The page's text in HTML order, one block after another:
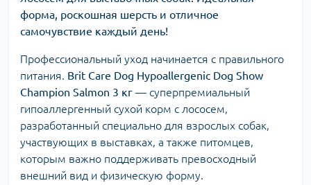
форма, роскошная шерсть и отличное
самочувствие каждый день!
Профессиональный уход начинается с правильного
питания. Brit Care Dog Hypoallergenic Dog Show
Champion Salmon 3 кг — суперпремиальный
гипоаллергенный сухой корм с лососем,
разработанный специально для взрослых собак,
участвующих в выставках, а также питомцев,
которым важно поддерживать превосходный
внешний вид и физическую форму.